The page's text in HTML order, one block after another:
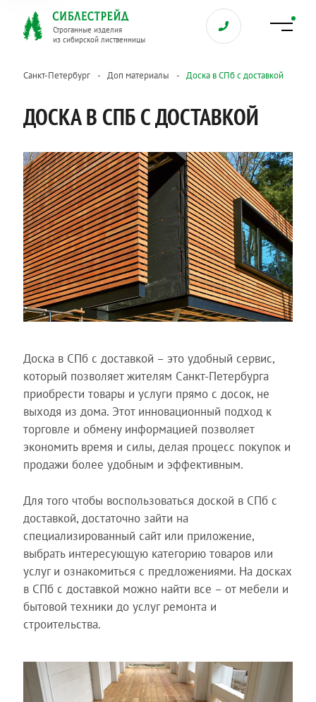
Строганные изделия
из сибирской лиственницы
Санкт-Петербург Доп материалы Доска в СПб с доставкой
ДОСКА В СПБ С ДОСТАВКОЙ
Доска в СПб с доставкой – это удобный сервис,
который позволяет жителям Санкт-Петербурга
приобрести товары и услуги прямо с досок, не
выходя из дома. Этот инновационный подход к
торговле и обмену информацией позволяет
экономить время и силы, делая процесс покупок и
продажи более удобным и эффективным.
Для того чтобы воспользоваться доской в СПб с
доставкой, достаточно зайти на
специализированный сайт или приложение,
выбрать интересующую категорию товаров или
услуг и ознакомиться с предложениями. На досках
в СПб с доставкой можно найти все – от мебели и
бытовой техники до услуг ремонта и
строительства.